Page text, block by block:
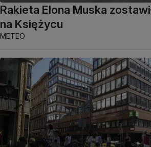
Rakieta Elona Muska
na Księżycu
METEO